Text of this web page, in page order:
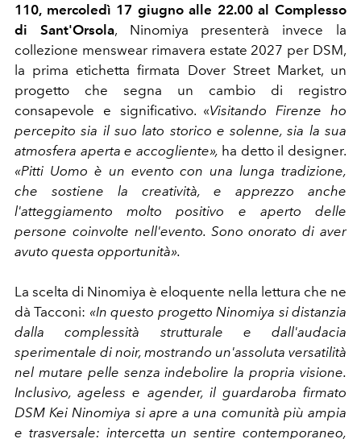
110, mercoledì 17 giugno alle 22.00 al Complesso
di Sant'Orsola, Ninomiya presenterà invece la
collezione menswear rimavera estate 2027 per DSM,
la prima etichetta firmata Dover Street Market, un
progetto che segna un cambio di registro
consapevole e significativo. «Visitando Firenze ho
percepito sia il suo lato storico e solenne, sia la sua
atmosfera aperta e accogliente», ha detto il designer.
«Pitti Uomo è un evento con una lunga tradizione,
che sostiene la creatività, e apprezzo anche
l'atteggiamento molto positivo e aperto delle
persone coinvolte nell'evento. Sono onorato di aver
avuto questa opportunità».
La scelta di Ninomiya è eloquente nella lettura che ne
dà Tacconi: «In questo progetto Ninomiya si distanzia
dalla complessità strutturale e dall'audacia
sperimentale di noir, mostrando un'assoluta versatilità
nel mutare pelle senza indebolire la propria visione.
Inclusivo, ageless e agender, il guardaroba firmato
DSM Kei Ninomiya si apre a una comunità più ampia
e trasversale: intercetta un sentire contemporaneo,